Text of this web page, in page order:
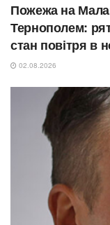
Пожежа на
Тернополем:
стан повітря в
02.08.2026